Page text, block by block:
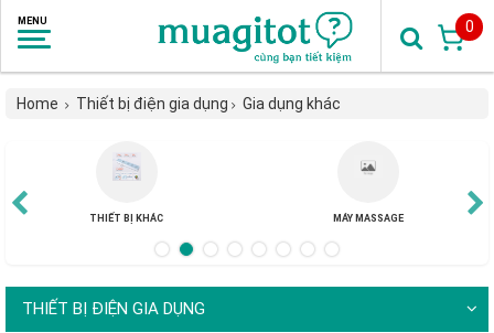
0
Home Thiết bị điện gia dụng Gia dụng khác
BẾP TỪ, BẾP ĐIỆN GIA DỤNG KHÁC
THIẾT BỊ ĐIỆN GIA DỤNG